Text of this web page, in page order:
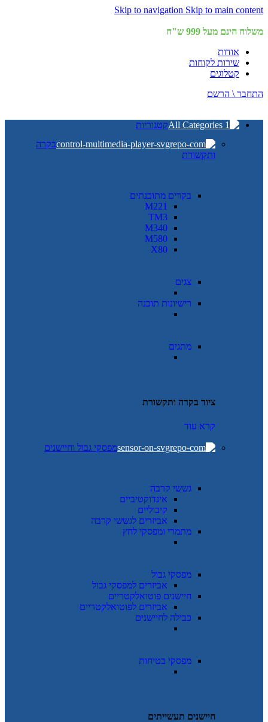
Skip to navigation Skip to main content
משלוח חינם מעל 999 ש"ח
אודות
שירות לקוחות
קטלוגים
התחבר \ הרשם
קטגוריות
בקרה
ותקשורת
בקרים מתוכנתים
M221
TM3
M340
M580
X80
צגים
רישיונות תוכנה
מתגים
ציוד בקרה ותקשורת
קרא עוד
מפסקי גבול וחיישנים
גששי קרבה
אינדוקטיביים
קיבוליים
אביזרים לגששי קרבה
מתמרי ומפסקי לחץ
מפסקי גבול
אביזרים למפסקי גבול
חיישנים פוטואלקטריים
אביזרים לפוטואלקטריים
כבילה לחיישנים
מפסקי בטיחות
חיישנים תעשייתים